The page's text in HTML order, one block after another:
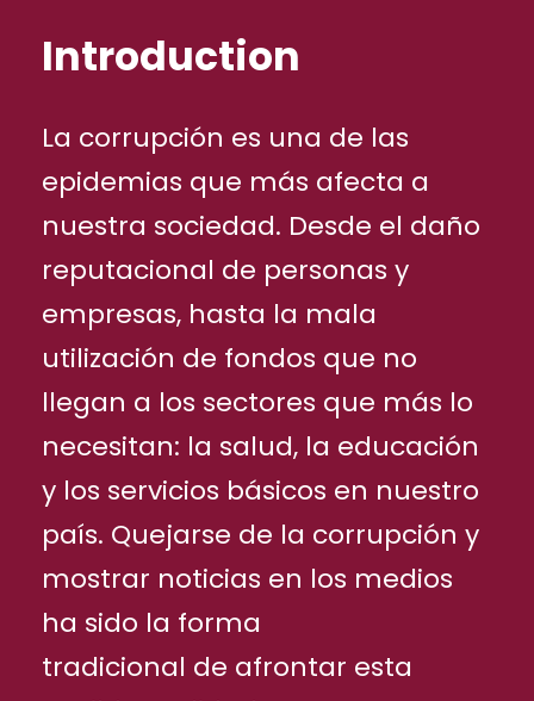
Introduction
La corrupción es una de las
epidemias que más afecta a
nuestra sociedad. Desde el daño
reputacional de personas y
empresas, hasta la mala
utilización de fondos que no
llegan a los sectores que más lo
necesitan: la salud, la educación
y los servicios básicos en nuestro
país. Quejarse de la corrupción y
mostrar noticias en los medios
ha sido la forma
tradicional de afrontar esta